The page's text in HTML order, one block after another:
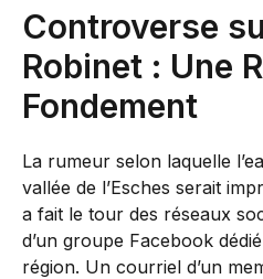
Controverse
Robinet : Une
Fondement
La rumeur selon laquelle
vallée de l’Esches serait
a fait le tour des réseaux
d’un groupe Facebook
région. Un courriel d’un